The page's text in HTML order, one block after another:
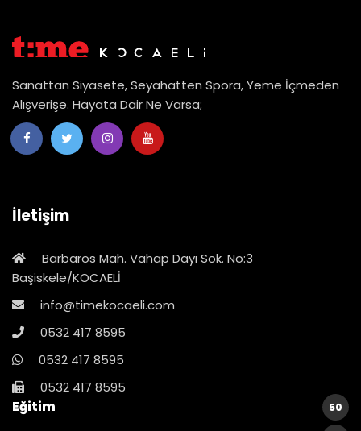
Sanattan Siyasete, Seyahatten Spora, Yeme İçmeden
Alışverişe. Hayata Dair Ne Varsa;
İletişim
Barbaros Mah. Vahap Dayı Sok. No:3
Başiskele/KOCAELİ
info@timekocaeli.com
0532 417 8595
0532 417 8595
0532 417 8595
Eğitim
50